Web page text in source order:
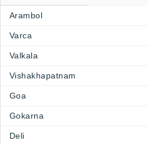
Arambol
Varca
Valkala
Vishakhapatnam
Goa
Gokarna
Deli